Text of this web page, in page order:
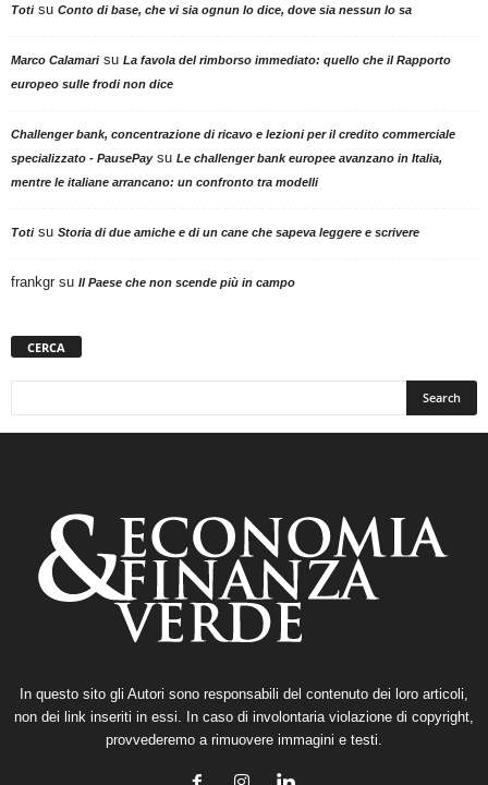
Totisu Conto di base, che vi sia ognun lo dice, dove sia nessun lo sa
Marco Calamarisu La favola del rimborso immediato: quello che il Rapporto
europeo sulle frodi non dice
Challenger bank, concentrazione di ricavo e lezioni per il credito commerciale
specializzato - PausePaysu Le challenger bank europee avanzano in Italia,
mentre le italiane arrancano: un confronto tra modelli
Totisu Storia di due amiche e di un cane che sapeva leggere e scrivere
frankgr su Il Paese che non scende più in campo
CERCA
In questo sito gli Autori sono responsabili del contenuto dei loro articoli,
non dei link inseriti in essi. In caso di involontaria violazione di copyright,
provvederemo a rimuovere immagini e testi.